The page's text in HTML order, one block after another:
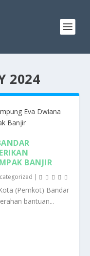
2024
BANJIR
|
(Pemkot) Bandar
bantuan...